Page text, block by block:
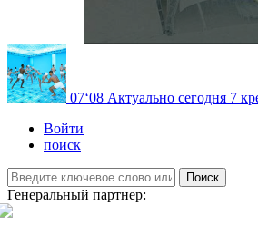
07‘08 Актуально сегодня 7
Войти
поиск
Поиск
Генеральный партнер: